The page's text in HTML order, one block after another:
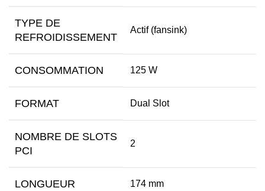
TYPE DE
REFROIDISSEMENT
Actif (fansink)
CONSOMMATION 125 W
FORMAT Dual Slot
NOMBRE DE SLOTS
PCI
2
LONGUEUR 174 mm